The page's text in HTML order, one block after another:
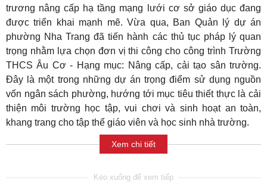
trương nâng cấp hạ tầng mạng lưới cơ sở giáo dục đang
được triển khai mạnh mẽ. Vừa qua, Ban Quản lý dự án
phường Nha Trang đã tiến hành các thủ tục pháp lý quan
trọng nhằm lựa chọn đơn vị thi công cho công trình Trường
THCS Âu Cơ - Hạng mục: Nâng cấp, cải tạo sân trường.
Đây là một trong những dự án trọng điểm sử dụng nguồn
vốn ngân sách phường, hướng tới mục tiêu thiết thực là cải
thiện môi trường học tập, vui chơi và sinh hoạt an toàn,
khang trang cho tập thể giáo viên và học sinh nhà trường.
Xem chi tiết